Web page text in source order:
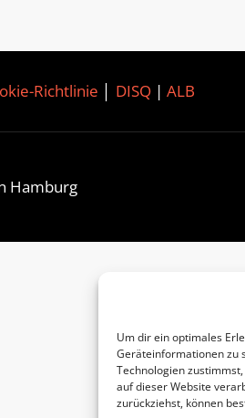
Um dir ein optimales
Geräteinformationen zu
Technologien
auf dieser Website
zurückziehst, können
Richtlinie DISQ| ALB
Hamburg